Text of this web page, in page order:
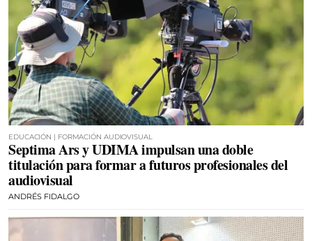
EDUCACIÓN | FORMACIÓN AUDIOVISUAL
Septima Ars y UDIMA impulsan una doble
titulación para formar a futuros profesionales del
audiovisual
ANDRÉS FIDALGO